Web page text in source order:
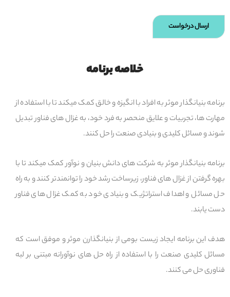
ارسال درخواست
خلاصه برنامه
برنامه بنیانگذار موثر به افراد با انگیزه و خالق کمک میکند تا با استفاده از
مهارت ها، تجربیات و علایق منحصر به فرد خود، به غزال های فناور تبدیل
شوند و مسائل کلیدی و بنیادی صنعت را حل کنند.
برنامه بنیانگذار موثر به شرکت های دانش بنیان و نوآور کمک میکند تا با
بهره گرفتن از غزال های فناور، زیرساخت رشد خود را توانمندتر کنند و به راه
حل مسائل و اهداف استراتژیک و بنیادی خود به کمک غزال های فناور
دست یابند.
هدف این برنامه ایجاد زیست بومی از بنیانگذارن موثر و موفق است که
مسائل کلیدی صنعت را با استفاده از راه حل های نوآورانه مبتنی بر لبه
فناوری حل می کنند.